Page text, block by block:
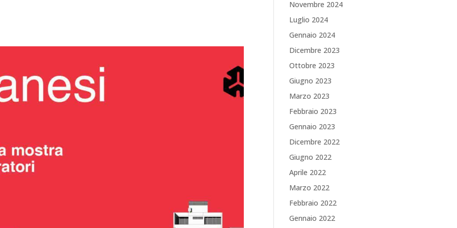
Novembre 2024
Luglio 2024
Gennaio 2024
Dicembre 2023
Ottobre 2023
Giugno 2023
Marzo 2023
Febbraio 2023
Gennaio 2023
Dicembre 2022
Giugno 2022
Aprile 2022
Marzo 2022
Febbraio 2022
Gennaio 2022